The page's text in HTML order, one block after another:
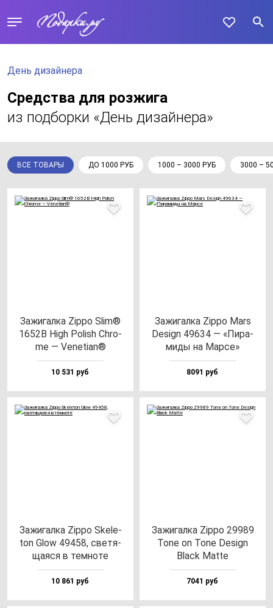
День дизайнера
Средства для розжига
из подборки «День дизайнера»
ВСЕ ТОВАРЫ ДО 1000 РУБ 1000 – 3000 РУБ 3000 –
Зажи­гал­ка Zip­po Slim®
1652B High Polish Chro­
me — Vene­ti­an®
10 531 руб
Зажи­гал­ка Zip­po Mars
Design 49634 — «Пира­
ми­ды на Мар­се»
8091 руб
Зажи­гал­ка Zip­po Ske­le­
ton Glow 49458, све­тя­
ща­яся в тем­но­те
10 861 руб
Зажи­гал­ка Zip­po 29989
Tone on Tone Design
Black Mat­te
7041 руб